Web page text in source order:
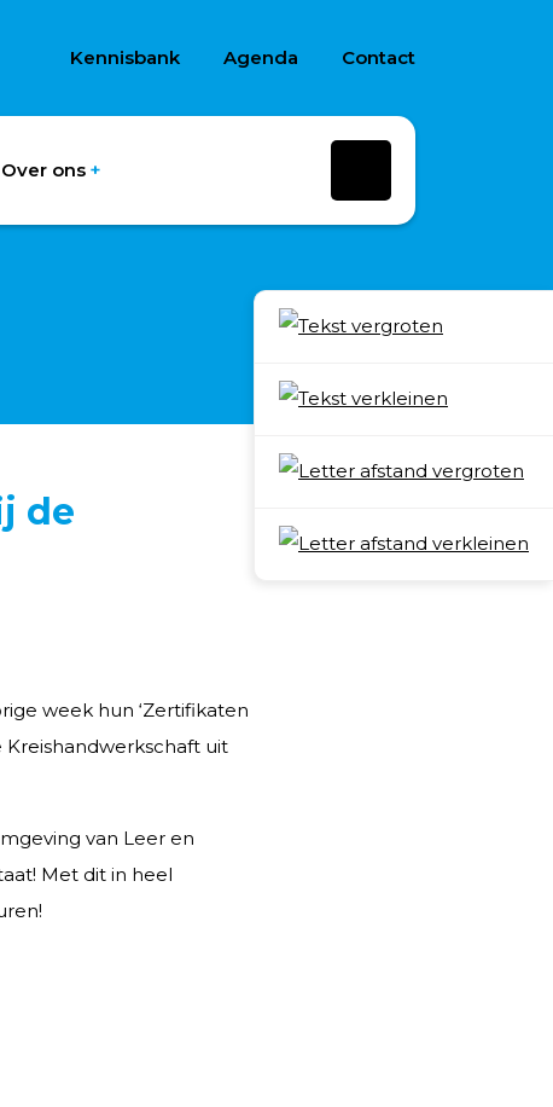
Kennisbank Agenda Contact
Over ons
Deel
de
week hun ‘Zertifikaten
Kreishandwerkschaft uit
van Leer en
Met dit in heel